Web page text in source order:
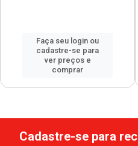
Faça seu login ou
cadastre-se para
ver preços e
comprar
Cadastre-se para